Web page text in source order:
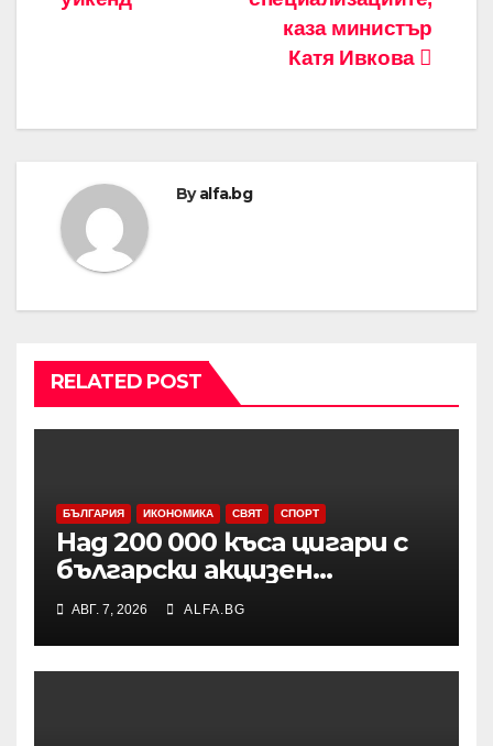
каза министър
Катя Ивкова
Byalfa.bg
RELATED POST
БЪЛГАРИЯ ИКОНОМИКА СВЯТ СПОРТ
Над 200 000 къса цигари с
български акцизен
бандерол са задържани при
проверка на товарен
автомобил в района на
Видин
АВГ. 7, 2026 ALFA.BG